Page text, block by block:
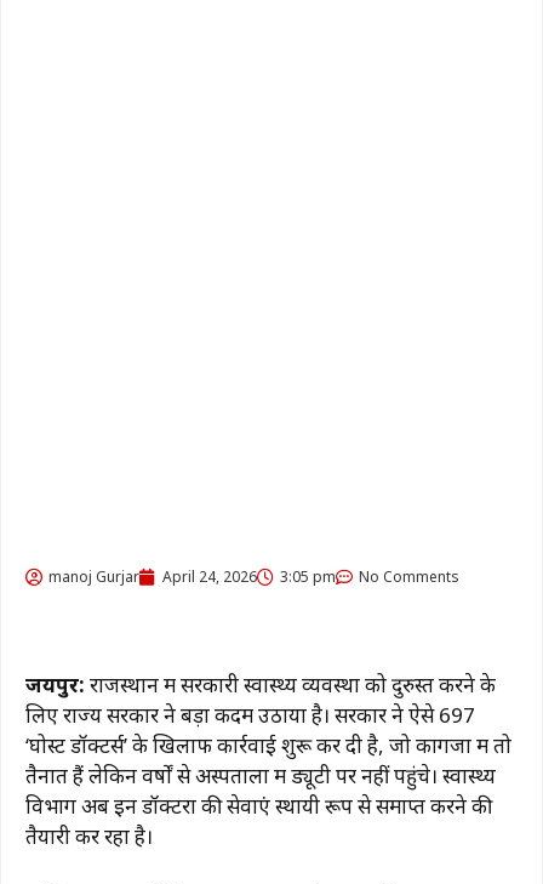
manoj Gurjar April 24, 2026 3:05 pm No Comments
जयपुर: राजस्थानमें सरकारी स्वास्थ्य व्यवस्था को दुरुस्त करने के
लिए राज्य सरकार ने बड़ा कदम उठाया है। सरकार ने ऐसे 697
‘घोस्ट डॉक्टर्स’ के खिलाफ कार्रवाई शुरू कर दी है, जो कागजों में तो
तैनात हैं लेकिन वर्षों से अस्पतालों में ड्यूटी पर नहीं पहुंचे। स्वास्थ्य
विभाग अब इन डॉक्टरों की सेवाएं स्थायी रूप से समाप्त करने की
तैयारी कर रहा है।